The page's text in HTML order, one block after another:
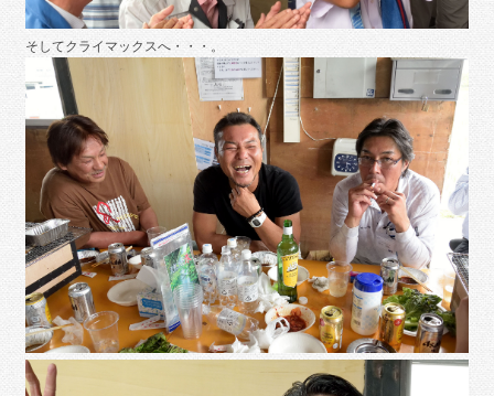
そしてクライマックスへ・・・。